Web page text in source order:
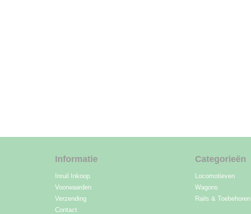
Informatie
Inruil Inkoop
Voorwaarden
Verzending
Contact
Categorieën
Locomotieven
Wagons
Rails & Toebehoren